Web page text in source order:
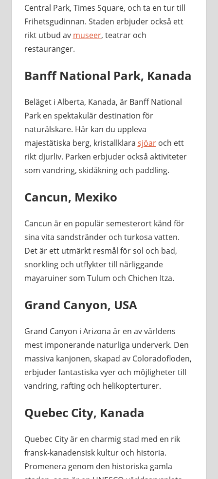
Central Park, Times Square, och ta en tur till
Frihetsgudinnan. Staden erbjuder också ett
rikt utbud av museer, teatrar och
restauranger.
Banff National Park, Kanada
Beläget i Alberta, Kanada, är Banff National
Park en spektakulär destination för
naturälskare. Här kan du uppleva
majestätiska berg, kristallklara sjöaroch ett
rikt djurliv. Parken erbjuder också aktiviteter
som vandring, skidåkning och paddling.
Cancun, Mexiko
Cancun är en populär semesterort känd för
sina vita sandstränder och turkosa vatten.
Det är ett utmärkt resmål för sol och bad,
snorkling och utflykter till närliggande
mayaruiner som Tulum och Chichen Itza.
Grand Canyon, USA
Grand Canyon i Arizona är en av världens
mest imponerande naturliga underverk. Den
massiva kanjonen, skapad av Coloradofloden,
erbjuder fantastiska vyer och möjligheter till
vandring, rafting och helikopterturer.
Quebec City, Kanada
Quebec City är en charmig stad med en rik
fransk-kanadensisk kultur och historia.
Promenera genom den historiska gamla